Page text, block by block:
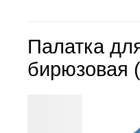
Палатка
бирюзовая